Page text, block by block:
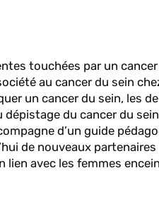
touchées par un
au cancer du sein
un cancer du sein, les
du cancer du
d’un guide
de nouveaux
avec les femmes